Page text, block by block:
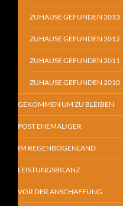
ZUHAUSE GEFUNDEN 2013
ZUHAUSE GEFUNDEN 2012
ZUHAUSE GEFUNDEN 2011
ZUHAUSE GEFUNDEN 2010
GEKOMMEN UM ZU BLEIBEN
POST EHEMALIGER
IM REGENBOGENLAND
LEISTUNGSBILANZ
VOR DER ANSCHAFFUNG